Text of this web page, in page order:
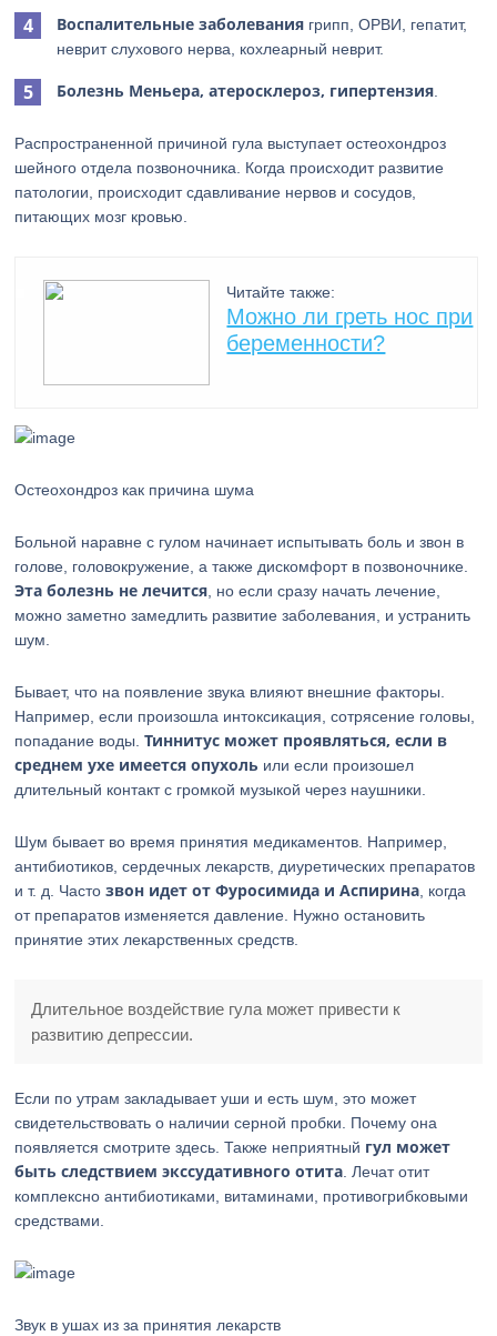
Воспалительные заболевания грипп, ОРВИ, гепатит,
неврит слухового нерва, кохлеарный неврит.
Болезнь Меньера, атеросклероз, гипертензия
Распространенной причиной гула выступает остеохондроз
шейного отдела позвоночника. Когда происходит развитие
патологии, происходит сдавливание нервов и сосудов,
питающих мозг кровью.
Читайте также:
Можно ли греть нос при
беременности?
Остеохондроз как причина шума
Больной наравне с гулом начинает испытывать боль и звон в
голове, головокружение, а также дискомфорт в позвоночнике.
Эта болезнь не лечится , но если сразу начать лечение,
можно заметно замедлить развитие заболевания, и устранить
шум.
Бывает, что на появление звука влияют внешние факторы.
Например, если произошла интоксикация, сотрясение головы,
попадание воды.Тиннитус может проявляться, если в
среднем ухе имеется опухоль или если произошел
длительный контакт с громкой музыкой через наушники.
Шум бывает во время принятия медикаментов. Например,
антибиотиков, сердечных лекарств, диуретических препаратов
и т. д. Частозвон идет от Фуросимида и Аспирина , когда
от препаратов изменяется давление. Нужно остановить
принятие этих лекарственных средств.
Длительное воздействие гула может привести к
развитию депрессии.
Если по утрам закладывает уши и есть шум, это может
свидетельствовать о наличии серной пробки. Почему она
появляется смотрите здесь. Также неприятный гул может
быть следствием экссудативного отита . Лечат отит
комплексно антибиотиками, витаминами, противогрибковыми
средствами.
Звук в ушах из за принятия лекарств